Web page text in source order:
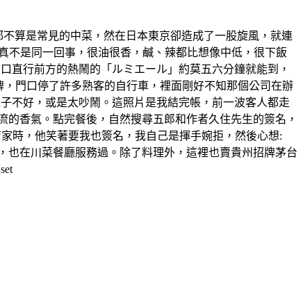
不算是常見的中菜，然在日本東京卻造成了一股旋風，就連
不是同一回事，很油很香，鹹、辣都比想像中低，很下飯
直行前方的熱鬧的「ルミエール」約莫五六分鐘就能到，
門口停了許多熟客的自行車，裡面剛好不知那個公司在辦
不好，或是太吵鬧。這照片是我結完帳，前一波客人都走
香氣。點完餐後，自然搜尋五郎和作者久住先生的簽名，
時，他笑著要我也簽名，我自己是揮手婉拒，然後心想:
也在川菜餐廳服務過。除了料理外，這裡也賣貴州招牌茅台